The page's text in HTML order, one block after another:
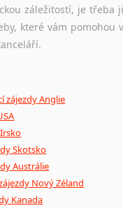
záležitostí, je
které vám
zájezdy Anglie
Skotsko
Austrálie
Nový Zéland
Kanada